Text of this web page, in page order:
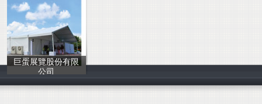
巨蛋展覽股份有限
公司
巨蛋展覽股份有